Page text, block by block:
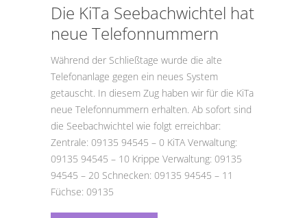
Die KiTa Seebachwichtel hat
neue Telefonnummern
Während der Schließtage wurde die alte
Telefonanlage gegen ein neues System
getauscht. In diesem Zug haben wir für die KiTa
neue Telefonnummern erhalten. Ab sofort sind
die Seebachwichtel wie folgt erreichbar:
Zentrale: 09135 94545 – 0 KiTA Verwaltung:
09135 94545 – 10 Krippe Verwaltung: 09135
94545 – 20 Schnecken: 09135 94545 – 11
Füchse: 09135